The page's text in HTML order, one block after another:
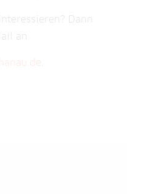
Dann
an